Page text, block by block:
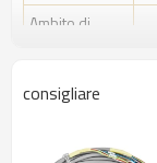
Ambito di
Caratteristiche
risoluzione
consigliare